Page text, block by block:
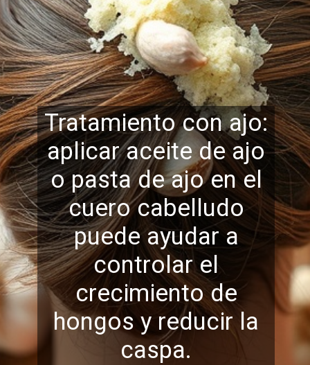
Tratamiento con ajo:
aplicar aceite de ajo
o pasta de ajo en el
cuero cabelludo
puede ayudar a
controlar el
crecimiento de
hongos y reducir la
caspa.